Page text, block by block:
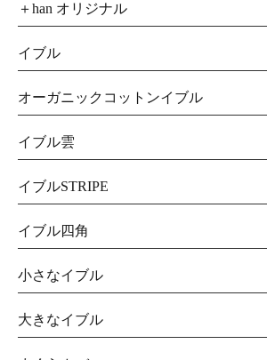
＋han オリジナル
イブル
オーガニックコットンイブル
イブル雲
イブルSTRIPE
イブル四角
小さなイブル
大きなイブル